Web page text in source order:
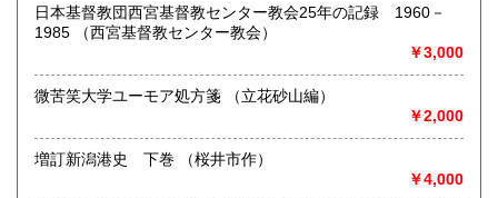
日本基督教団西宮基督教センター教会25年の記録 1960－
1985 （西宮基督教センター教会）
￥3,000
微苦笑大学ユーモア処方箋 （立花砂山編）
￥2,000
増訂新潟港史 下巻 （桜井市作）
￥4,000